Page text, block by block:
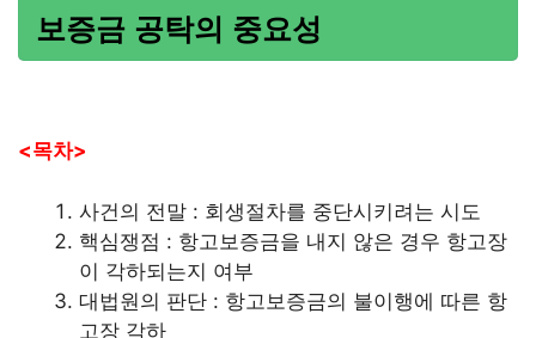
보증금 공탁의 중요성
<목차>
사건의 전말 : 회생절차를 중단시키려는 시도
핵심쟁점 : 항고보증금을 내지 않은 경우 항고장
이 각하되는지 여부
대법원의 판단 : 항고보증금의 불이행에 따른 항
고장 각하